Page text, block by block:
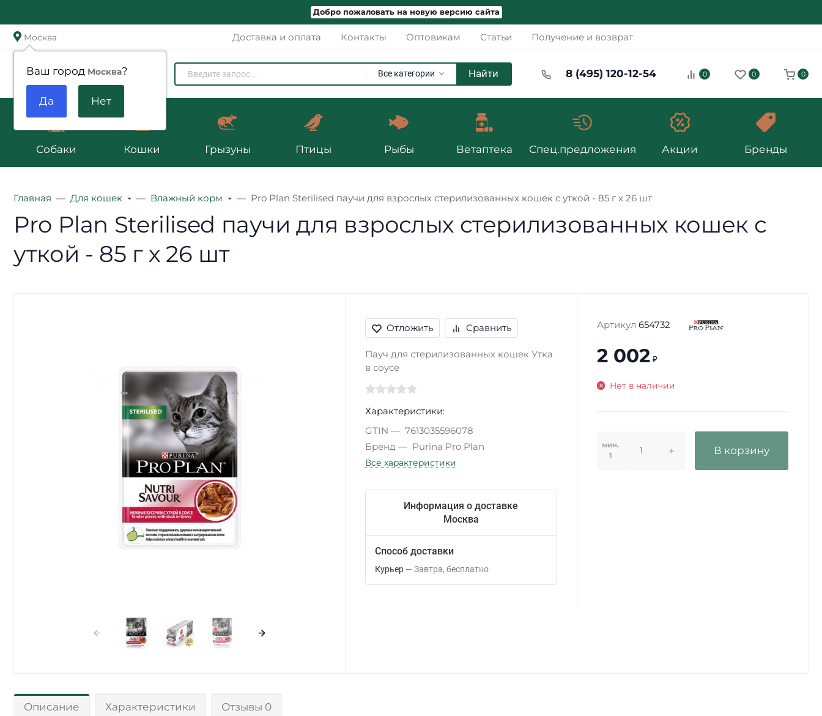
Добро пожаловать на новую версию сайта
Москва
Ваш город Москва?
Доставка и оплата Контакты Оптовикам Статьи Получение и возврат
Zoomenu.ru Все категории Найти 8 (495) 120-12-54 0 0 0
Собаки Кошки Грызуны Птицы Рыбы Ветаптека Спец.предложения Акции Бренды
Главная Для кошек Влажный корм Pro Plan Sterilised паучи для взрослых стерилизованных кошек с уткой - 85 г х 26 шт
Pro Plan Sterilised паучи для взрослых стерилизованных кошек с
уткой - 85 г х 26 шт
Отложить Сравнить
Пауч для стерилизованных кошек Утка
в соусе
Характеристики:
GTIN
7613035596078
Бренд
Purina Pro Plan
Все характеристики
Информация о доставке
Москва
Способ доставки
Курьер Завтра Бесплатно
Артикул 654732
2 002 ₽
Нет в наличии
мин.
1
В корзину
Описание Характеристики Отзывы 0